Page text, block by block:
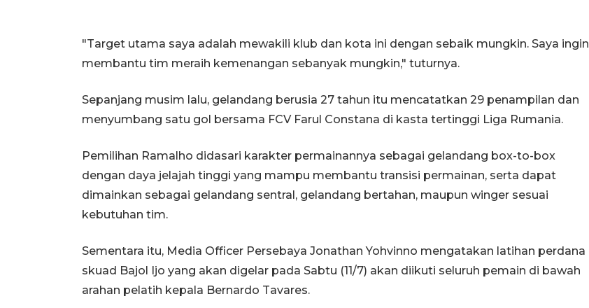
"Target utama saya adalah mewakili klub dan kota ini dengan sebaik mungkin. Saya ingin
membantu tim meraih kemenangan sebanyak mungkin," tuturnya.
Sepanjang musim lalu, gelandang berusia 27 tahun itu mencatatkan 29 penampilan dan
menyumbang satu gol bersama FCV Farul Constana di kasta tertinggi Liga Rumania.
Pemilihan Ramalho didasari karakter permainannya sebagai gelandang box-to-box
dengan daya jelajah tinggi yang mampu membantu transisi permainan, serta dapat
dimainkan sebagai gelandang sentral, gelandang bertahan, maupun winger sesuai
kebutuhan tim.
Sementara itu, Media Officer Persebaya Jonathan Yohvinno mengatakan latihan perdana
skuad Bajol Ijo yang akan digelar pada Sabtu (11/7) akan diikuti seluruh pemain di bawah
arahan pelatih kepala Bernardo Tavares.